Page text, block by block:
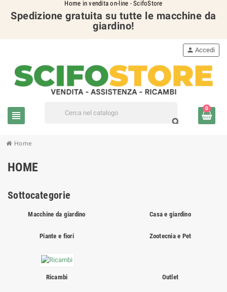
Home in vendita on-line - ScifoStore
Spedizione gratuita su tutte le macchine da
giardino!
view_headline
search
person Accedi
0
Home
HOME
Sottocategorie
Macchine da giardino Casa e giardino
Piante e fiori Zootecnia e Pet
Ricambi Outlet